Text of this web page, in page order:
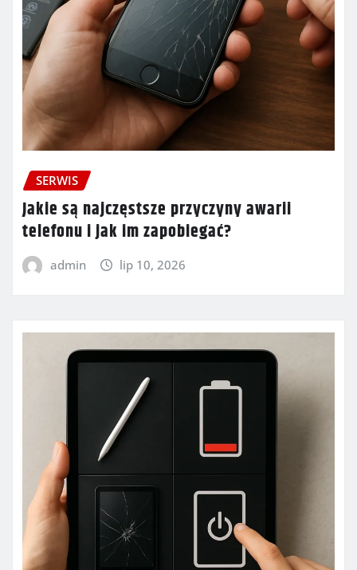
SERWIS
Jakie są najczęstsze przyczyny awarii
telefonu i jak im zapobiegać?
admin lip 10, 2026